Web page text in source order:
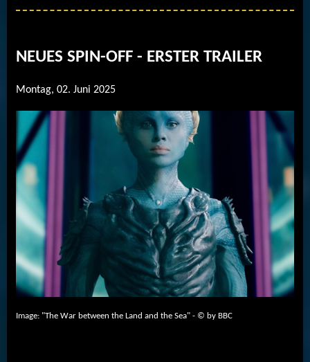
k
a
p
NEUES SPIN-OFF - ERSTER TRAILER
Montag, 02. Juni 2025
Image: "The War between the Land and the Sea" - © by BBC